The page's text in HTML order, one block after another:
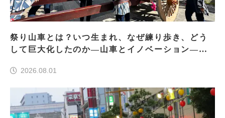
祭り山車とは？いつ生まれ、なぜ練り歩き、どう
して巨大化したのか―山車とイノベーション―＜
2026.08.01